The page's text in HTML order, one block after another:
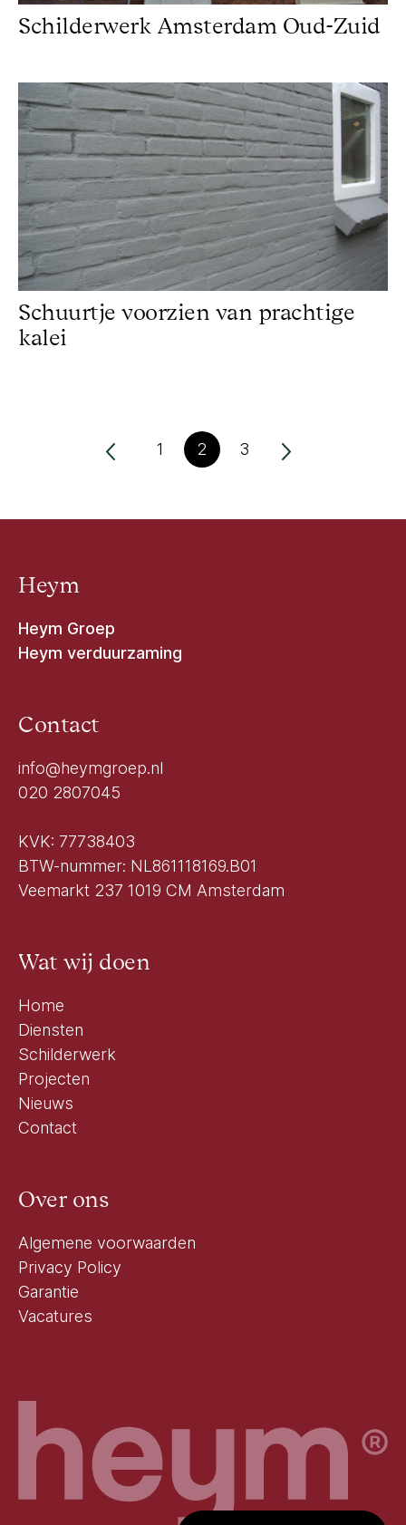
Schilderwerk Amsterdam Oud-Zuid
Schuurtje voorzien van prachtige kalei
Schuurtje voorzien van prachtige
kalei
1 2 3
Heym
Heym Groep
Heym verduurzaming
Contact
info@heymgroep.nl
020 2807045
KVK: 77738403
BTW-nummer: NL861118169.B01
Veemarkt 237 1019 CM Amsterdam
Wat wij doen
Home
Diensten
Schilderwerk
Projecten
Nieuws
Contact
Over ons
Algemene voorwaarden
Privacy Policy
Garantie
Vacatures